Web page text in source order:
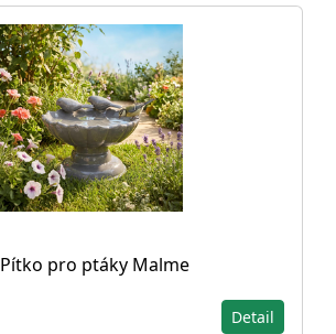
Pítko pro ptáky Malme
Detail